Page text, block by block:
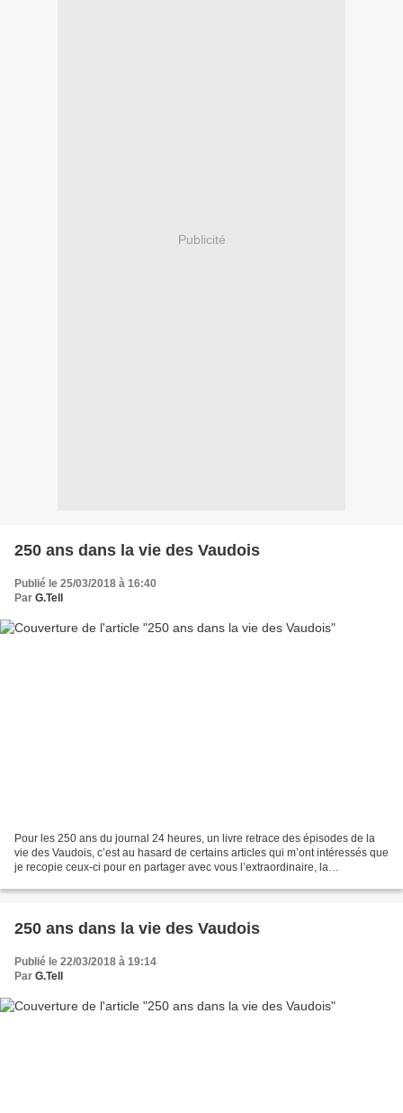
Publicité
250 ans dans la vie des Vaudois
Publié le 25/03/2018 à 16:40
Par G.Tell
Pour les 250 ans du journal 24 heures, un livre retrace des épisodes de la
vie des Vaudois, c’est au hasard de certains articles qui m’ont intéressés que
je recopie ceux-ci pour en partager avec vous l’extraordinaire, la
250 ans dans la vie des Vaudois
Publié le 22/03/2018 à 19:14
Par G.Tell